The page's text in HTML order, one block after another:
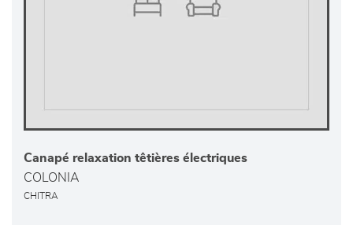
Canapé relaxation têtières électriques
COLONIA
CHITRA